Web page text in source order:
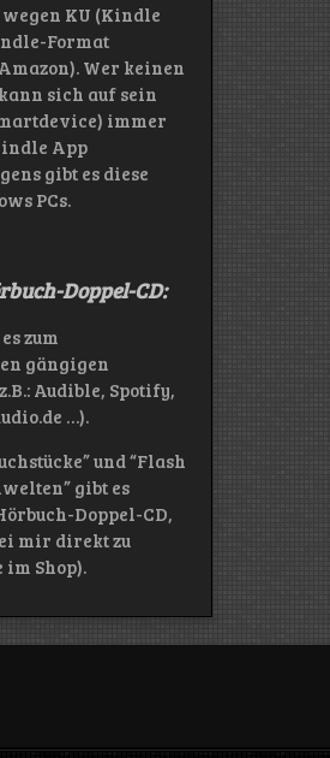
KU (Kindle
Format
Wer keinen
sich auf sein
immer
App
gibt es diese
PCs.
Doppel-CD:
zum
gängigen
Audible, Spotify,
…).
und “Flash
gibt es
Doppel-CD,
mir direkt zu
Shop).